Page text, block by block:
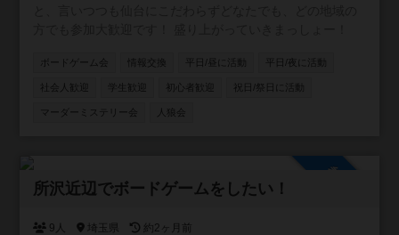
ボードゲーム会 情報交換 平日/昼に活動 平日/夜に活動
社会人歓迎 学生歓迎 初心者歓迎 祝日/祭日に活動
マーダーミステリー会 人狼会
所沢近辺でボードゲームをしたい！
9人 埼玉県 約2ヶ月前